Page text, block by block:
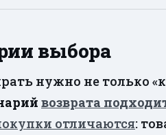
выбора
нужно не только
возврата
отличаются: